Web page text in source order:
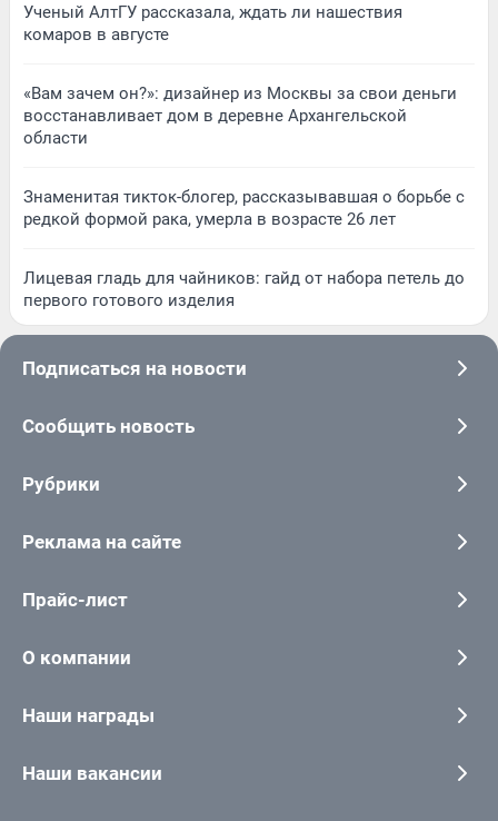
Ученый АлтГУ рассказала, ждать ли нашествия
комаров в августе
«Вам зачем он?»: дизайнер из Москвы за свои деньги
восстанавливает дом в деревне Архангельской
области
Знаменитая тикток-блогер, рассказывавшая о борьбе с
редкой формой рака, умерла в возрасте 26 лет
Лицевая гладь для чайников: гайд от набора петель до
первого готового изделия
Подписаться на новости
Сообщить новость
Рубрики
Реклама на сайте
Прайс-лист
О компании
Наши награды
Наши вакансии